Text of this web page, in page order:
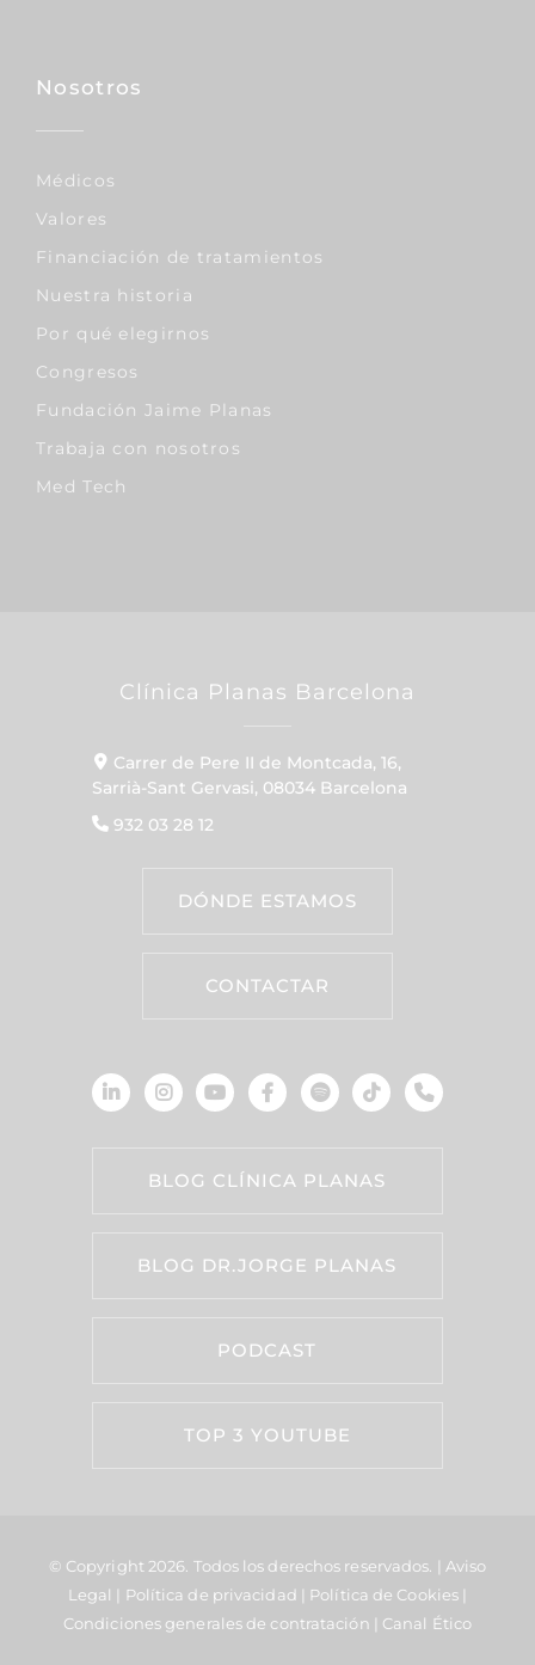
Nosotros
Médicos
Valores
Financiación de tratamientos
Nuestra historia
Por qué elegirnos
Congresos
Fundación Jaime Planas
Trabaja con nosotros
Med Tech
Clínica Planas Barcelona
Carrer de Pere II de Montcada, 16,
Sarrià-Sant Gervasi, 08034 Barcelona
932 03 28 12
DÓNDE ESTAMOS
CONTACTAR
BLOG CLÍNICA PLANAS
BLOG DR.JORGE PLANAS
PODCAST
TOP 3 YOUTUBE
© Copyright 2026. Todos los derechos reservados. | Aviso
Legal | Política de privacidad | Política de Cookies |
Condiciones generales de contratación | Canal Ético